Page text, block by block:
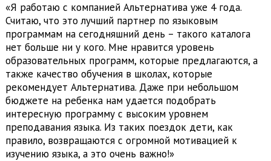
«Я работаю с компанией Альтернатива уже 4 года.
Считаю, что это лучший партнер по языковым
программам на сегодняшний день – такого каталога
нет больше ни у кого. Мне нравится уровень
образовательных программ, которые предлагаются, а
также качество обучения в школах, которые
рекомендует Альтернатива. Даже при небольшом
бюджете на ребенка нам удается подобрать
интересную программу с высоким уровнем
преподавания языка. Из таких поездок дети, как
правило, возвращаются с огромной мотивацией к
изучению языка, а это очень важно!»